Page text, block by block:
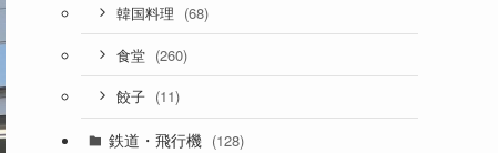
韓国料理 (68)
食堂 (260)
餃子 (11)
鉄道・飛行機 (128)